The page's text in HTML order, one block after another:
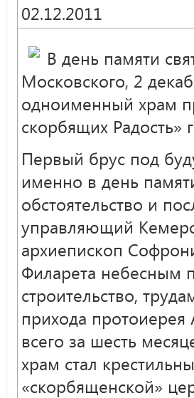
02.12.2011
В день памяти
Московского, 2
одноименный храм
скорбящих Радость»
Первый брус под
именно в день
обстоятельство и
управляющий
архиепископ
Филарета небесным
строительство,
прихода
всего за шесть
храм стал
«скорбященской»